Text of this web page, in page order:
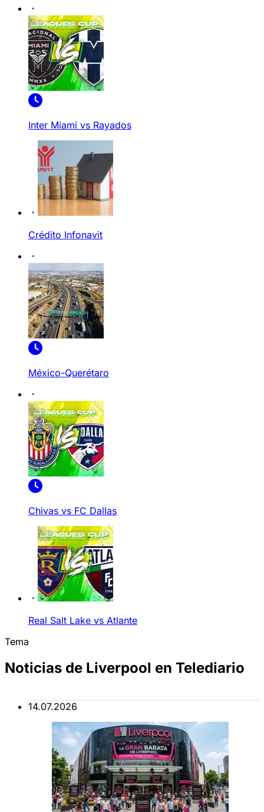
Inter Miami vs Rayados
Crédito Infonavit
México-Querétaro
Chivas vs FC Dallas
Real Salt Lake vs Atlante
Tema
Noticias de Liverpool en Telediario
14.07.2026